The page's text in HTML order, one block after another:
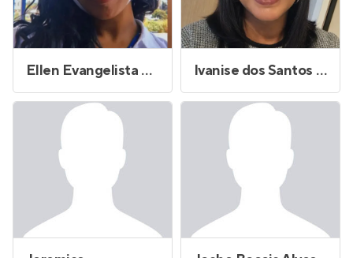
Ellen Evangelista Santos Ivanise dos Santos Morais de Oliveira